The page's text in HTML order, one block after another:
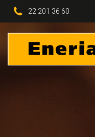
22 201 36 60